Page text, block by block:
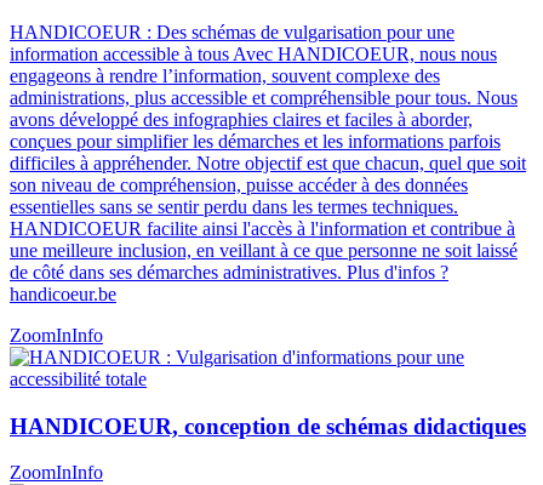
HANDICOEUR : Des schémas de vulgarisation pour une
information accessible à tous Avec HANDICOEUR, nous nous
engageons à rendre l’information, souvent complexe des
administrations, plus accessible et compréhensible pour tous. Nous
avons développé des infographies claires et faciles à aborder,
conçues pour simplifier les démarches et les informations parfois
difficiles à appréhender. Notre objectif est que chacun, quel que soit
son niveau de compréhension, puisse accéder à des données
essentielles sans se sentir perdu dans les termes techniques.
HANDICOEUR facilite ainsi l'accès à l'information et contribue à
une meilleure inclusion, en veillant à ce que personne ne soit laissé
de côté dans ses démarches administratives​​. Plus d'infos ?
handicoeur.be
ZoomInInfo
HANDICOEUR, conception de schémas didactiques
ZoomInInfo